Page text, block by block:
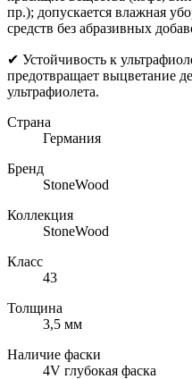
пр.); допускается влажная
средств без абразивных
✔ Устойчивость к
предотвращает выцветание
ультрафиолета.
Страна
Германия
Бренд
StoneWood
Коллекция
StoneWood
Класс
43
Толщина
3,5 мм
Наличие фаски
4V глубокая фаска